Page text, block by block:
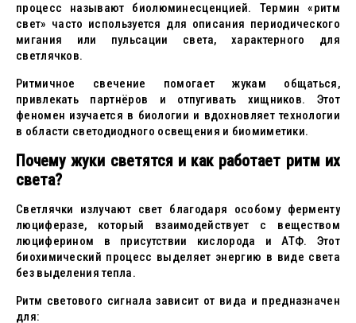
процесс называют биолюминесценцией. Термин «ритм
свет» часто используется для описания периодического
мигания или пульсации света, характерного для
светлячков.
Ритмичное свечение помогает жукам общаться,
привлекать партнёров и отпугивать хищников. Этот
феномен изучается в биологии и вдохновляет технологии
в области светодиодного освещения и биомиметики.
Почему жуки светятся и как работает ритм их
света?
Светлячки излучают свет благодаря особому ферменту
люциферазе, который взаимодействует с веществом
люциферином в присутствии кислорода и АТФ. Этот
биохимический процесс выделяет энергию в виде света
без выделения тепла.
Ритм светового сигнала зависит от вида и предназначен
для: